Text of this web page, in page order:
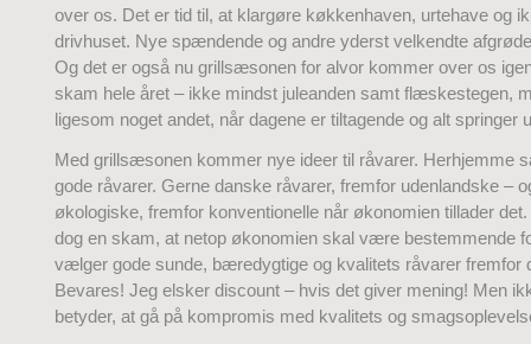
over os. Det er tid til, at klargøre køkkenhaven, urtehave og
drivhuset. Nye spændende og andre yderst velkendte
Og det er også nu grillsæsonen for alvor kommer over os
skam hele året – ikke mindst juleanden samt flæskestegen,
ligesom noget andet, når dagene er tiltagende og alt springer
Med grillsæsonen kommer nye ideer til råvarer. Herhjemme
gode råvarer. Gerne danske råvarer, fremfor udenlandske –
økologiske, fremfor konventionelle når økonomien tillader
dog en skam, at netop økonomien skal være bestemmende
vælger gode sunde, bæredygtige og kvalitets råvarer fremfor
Bevares! Jeg elsker discount – hvis det giver mening! Men
betyder, at gå på kompromis med kvalitets og